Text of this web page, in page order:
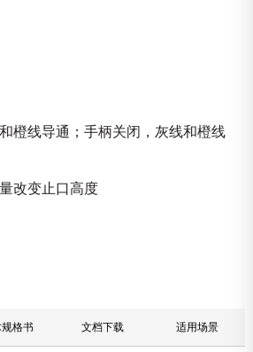
橙线导通；手柄关闭，灰线和橙线
改变止口高度
格书 文档下载 适用场景